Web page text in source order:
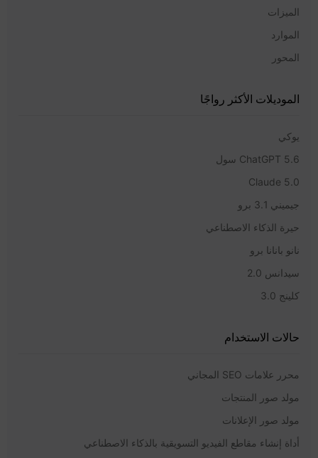
الميزات
الموارد
المحور
الموديلات الأكثر رواجًا
يوكي
ChatGPT 5.6 سول
Claude 5.0
جيميني 3.1 برو
حيرة الذكاء الاصطناعي
نانو بانانا برو
سيدانس 2.0
كلينج 3.0
حالات الاستخدام
محرر علامات SEO المجاني
مولد صور المنتجات
مولد صور الإعلانات
أداة إنشاء مقاطع الفيديو التسويقية بالذكاء الاصطناعي